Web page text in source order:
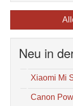
Neu in
Xiaomi Mi
Canon